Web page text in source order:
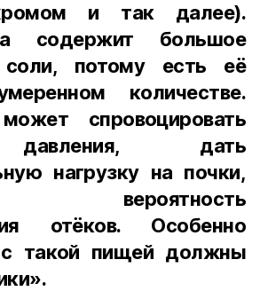
и так далее).
содержит большое
соли, потому есть её
количестве.
спровоцировать
дать
нагрузку на почки,
вероятность
отёков. Особенно
такой пищей должны